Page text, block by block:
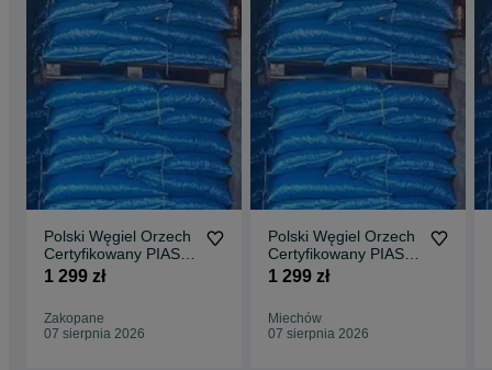
Polski Węgiel Orzech
Certyfikowany PIAST
25MJ BEZPŁATNA
DOSTAWA
1 299 zł
Zakopane
07 sierpnia 2026
Polski Węgiel Orzech
Certyfikowany PIAST
25MJ BEZPŁATNA
DOSTAWA
1 299 zł
Miechów
07 sierpnia 2026